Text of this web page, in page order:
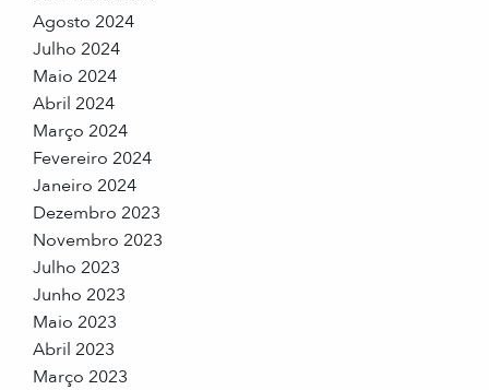
Agosto 2024
Julho 2024
Maio 2024
Abril 2024
Março 2024
Fevereiro 2024
Janeiro 2024
Dezembro 2023
Novembro 2023
Julho 2023
Junho 2023
Maio 2023
Abril 2023
Março 2023